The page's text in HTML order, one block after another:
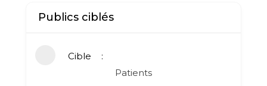
Publics ciblés
Cible
Patients